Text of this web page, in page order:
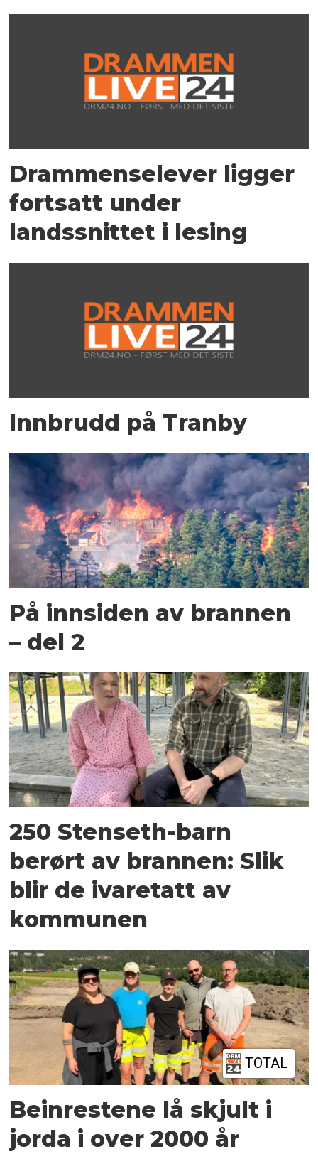
Drammenselever ligger
fortsatt under
landssnittet i lesing
Innbrudd på Tranby
På innsiden av brannen
– del 2
250 Stenseth-barn
berørt av brannen: Slik
blir de ivaretatt av
kommunen
TOTAL
Beinrestene lå skjult i
jorda i over 2000 år